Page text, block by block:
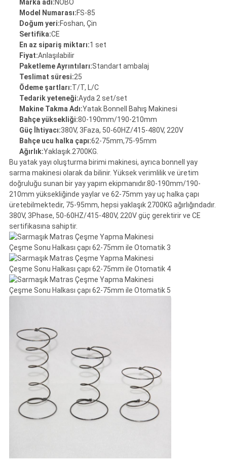
Marka adı:NOBO
Model Numarası:FS-85
Doğum yeri:Foshan, Çin
Sertifika:CE
En az sipariş miktarı:1 set
Fiyat:Anlaşılabilir
Paketleme Ayrıntıları:Standart ambalaj
Teslimat süresi:25
Ödeme şartları:T/T, L/C
Tedarik yeteneği:Ayda 2 set/set
Makine Takma Adı:Yatak Bonnell Bahış Makinesi
Bahçe yüksekliği:80-190mm/190-210mm
Güç İhtiyacı:380V, 3Faza, 50-60HZ/415-480V, 220V
Bahçe ucu halka çapı:62-75mm,75-95mm
Ağırlık:Yaklaşık.2700KG.
Bu yatak yayı oluşturma birimi makinesi, ayrıca bonnell yay
sarma makinesi olarak da bilinir. Yüksek verimlilik ve üretim
doğruluğu sunan bir yay yapım ekipmanıdır.80-190mm/190-
210mm yüksekliğinde yaylar ve 62-75mm yay uç halka çapı
üretebilmektedir, 75-95mm, hepsi yaklaşık 2700KG ağırlığındadır.
380V, 3Phase, 50-60HZ/415-480V, 220V güç gerektirir ve CE
sertifikasına sahiptir.